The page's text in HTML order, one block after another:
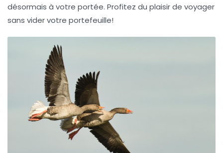
désormais à votre portée. Profitez du plaisir de voyager
sans vider votre portefeuille!